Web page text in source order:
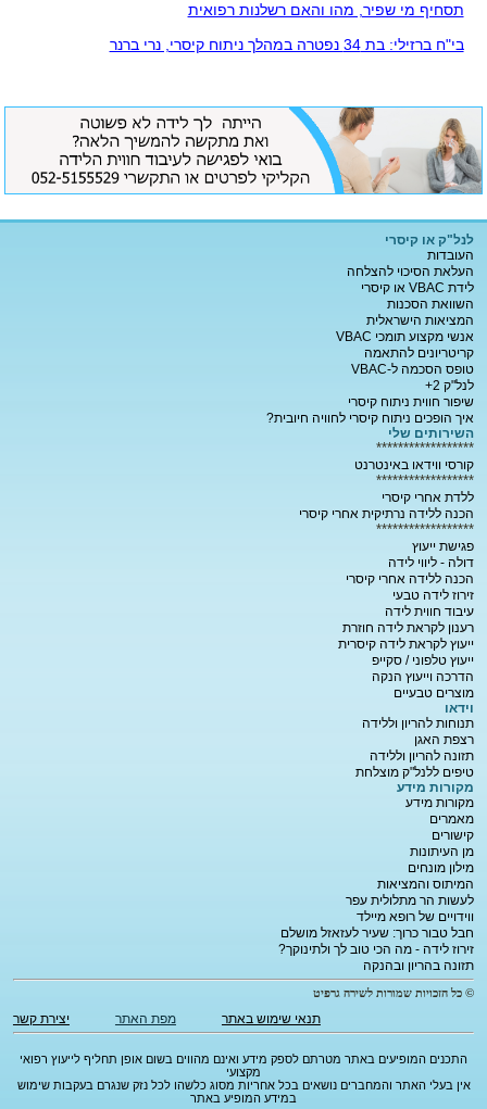
תסחיף מי שפיר, מהו והאם רשלנות רפואית
בי"ח ברזילי: בת 34 נפטרה במהלך ניתוח קיסרי, נרי ברנר
לנל"ק או קיסרי
העובדות
העלאת הסיכוי להצלחה
לידת VBAC או קיסרי
השוואת הסכנות
המציאות הישראלית
אנשי מקצוע תומכי VBAC
קריטריונים להתאמה
טופס הסכמה ל-VBAC
לנל"ק 2+
שיפור חווית ניתוח קיסרי
איך הופכים ניתוח קיסרי לחוויה חיובית?
השירותים שלי
******************
קורסי ווידאו באינטרנט
******************
ללדת אחרי קיסרי
הכנה ללידה נרתיקית אחרי קיסרי
******************
פגישת ייעוץ
דולה - ליווי לידה
הכנה ללידה אחרי קיסרי
זירוז לידה טבעי
עיבוד חווית לידה
רענון לקראת לידה חוזרת
ייעוץ לקראת לידה קיסרית
ייעוץ טלפוני / סקייפ
הדרכה וייעוץ הנקה
מוצרים טבעיים
וידאו
תנוחות להריון וללידה
רצפת האגן
תזונה להריון וללידה
טיפים ללנל"ק מוצלחת
מקורות מידע
מקורות מידע
מאמרים
קישורים
מן העיתונות
מילון מונחים
המיתוס והמציאות
לעשות הר מתלולית עפר
ווידויים של רופא מיילד
חבל טבור כרוך: שעיר לעזאזל מושלם
זירוז לידה - מה הכי טוב לך ולתינוקך?
תזונה בהריון ובהנקה
© כל הזכויות שמורות לשירה גרפיט
תנאי שימוש באתר מפת האתר יצירת קשר
התכנים המופיעים באתר מטרתם לספק מידע ואינם מהווים בשום אופן תחליף לייעוץ רפואי
מקצועי
אין בעלי האתר והמחברים נושאים בכל אחריות מסוג כלשהו לכל נזק שנגרם בעקבות שימוש
במידע המופיע באתר